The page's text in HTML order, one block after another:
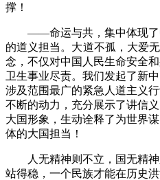
撑！
——命运与共，集中体现了
的道义担当。大道不孤，大爱
念，不仅对中国人民生命安全
卫生事业尽责。我们发起了新
涉及范围最广的紧急人道主义
不断的动力，充分展示了讲信
大国形象，生动诠释了为世界
体的大国担当！
人无精神则不立，国无精神
站得稳，一个民族才能在历史